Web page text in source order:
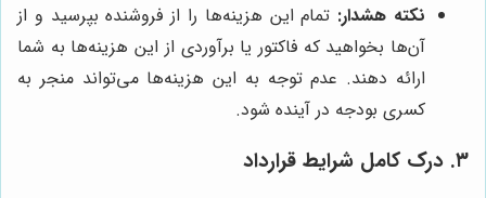
نکته هشدار: تمام این هزینه‌ها را از فروشنده بپرسید و از
آن‌ها بخواهید که فاکتور یا برآوردی از این هزینه‌ها به شما
ارائه دهند. عدم توجه به این هزینه‌ها می‌تواند منجر به
کسری بودجه در آینده شود.
۳. درک کامل شرایط قرارداد